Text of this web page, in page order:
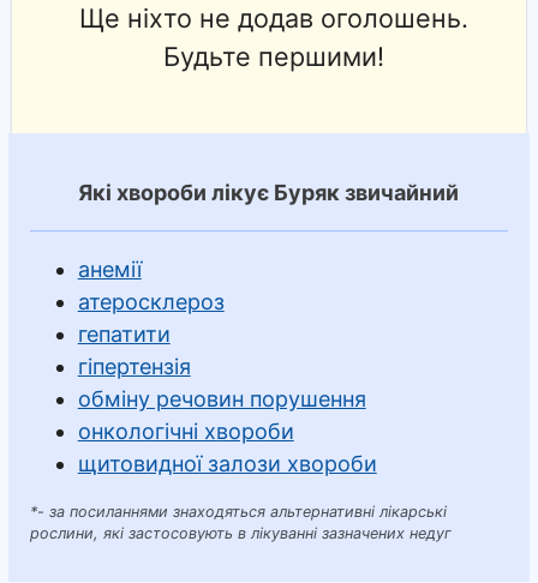
Ще ніхто не додав оголошень.
Будьте першими!
Які хвороби лікує Буряк звичайний
анемії
атеросклероз
гепатити
гіпертензія
обміну речовин порушення
онкологічні хвороби
щитовидної залози хвороби
*- за посиланнями знаходяться альтернативні лікарські
рослини, які застосовують в лікуванні зазначених недуг